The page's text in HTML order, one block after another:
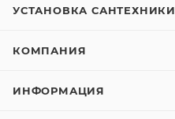
УСТАНОВКА САНТЕХНИКИ
КОМПАНИЯ
ИНФОРМАЦИЯ